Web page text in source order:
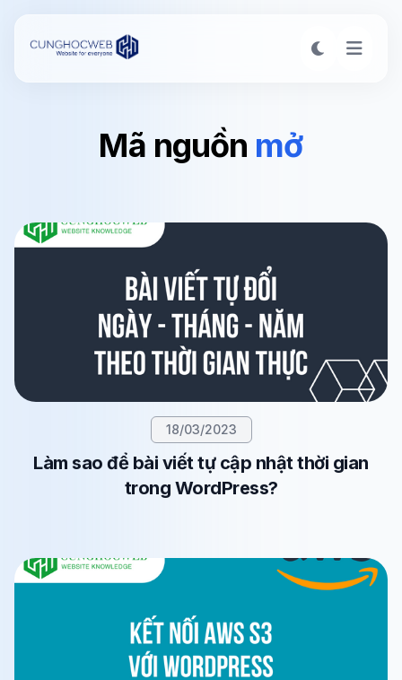
Mã nguồn mở
18/03/2023
Làm sao để bài viết tự cập nhật thời gian
trong WordPress?